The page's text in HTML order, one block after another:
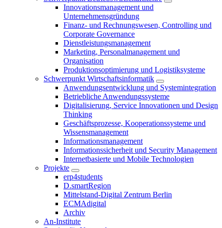
Innovationsmanagement und
Unternehmensgründung
Finanz- und Rechnungswesen, Controlling und
Corporate Governance
Dienstleistungsmanagement
Marketing, Personalmanagement und
Organisation
Produktionsoptimierung und Logistiksysteme
Schwerpunkt Wirtschaftsinformatik
Anwendungsentwicklung und Systemintegration
Betriebliche Anwendungssysteme
Digitalisierung, Service Innovationen und Design
Thinking
Geschäftsprozesse, Kooperationssysteme und
Wissensmanagement
Informationsmanagement
Informationssicherheit und Security Management
Internetbasierte und Mobile Technologien
Projekte
erp4students
D.smartRegion
Mittelstand-Digital Zentrum Berlin
ECMAdigital
Archiv
An-Institute